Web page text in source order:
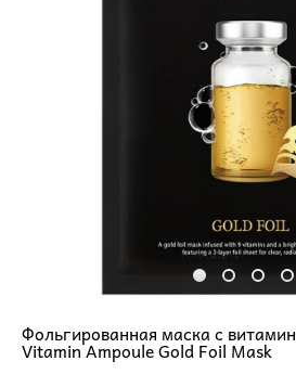
Фольгированная маска с
Vitamin Ampoule Gold Foil Mask